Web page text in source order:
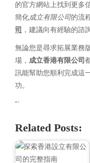
的官方網站上找到更多
簡化成立有限公司的流
司 ，建議向有經驗的諮
無論您是尋求拓展業務
場， 成立香港有限公司
訊能幫助您順利完成這
功。
“`
Related Posts: